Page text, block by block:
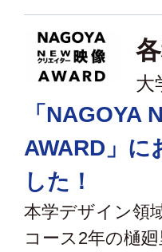
大
「NAGOYA
AWARD」
した！
本学デザイン領
コース2年の樋